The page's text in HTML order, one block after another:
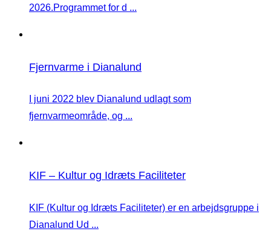
2026.Programmet for d ...
Fjernvarme i Dianalund
I juni 2022 blev Dianalund udlagt som
fjernvarmeområde, og ...
KIF – Kultur og Idræts Faciliteter
KIF (Kultur og Idræts Faciliteter) er en arbejdsgruppe i
Dianalund Ud ...